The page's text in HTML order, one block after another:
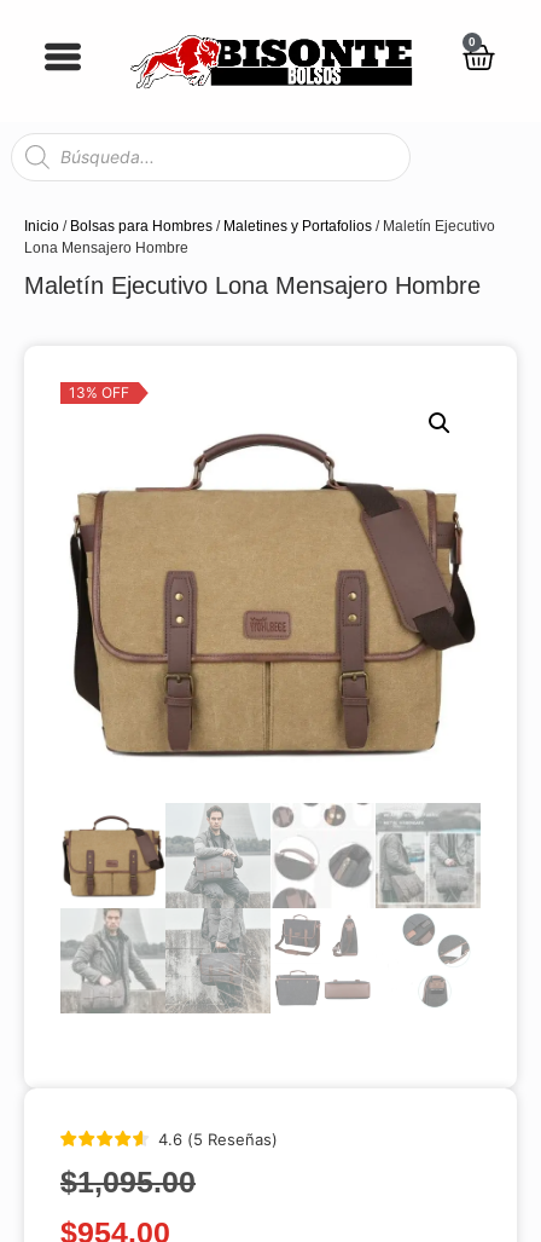
0
Inicio / Bolsas para Hombres / Maletines y Portafolios / Maletín Ejecutivo
Lona Mensajero Hombre
Maletín Ejecutivo Lona Mensajero Hombre
13% OFF
4.6 (5 Reseñas)
$1,095.00
$954.00